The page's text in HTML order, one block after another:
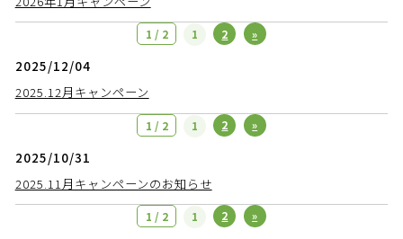
1 / 2 1 2 »
2025/12/04
2025.12月キャンペーン
1 / 2 1 2 »
2025/10/31
2025.11月キャンペーンのお知らせ
1 / 2 1 2 »